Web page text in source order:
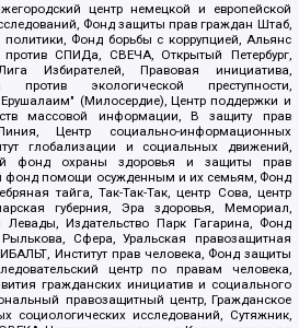
центр немецкой и европейской
Фонд защиты прав граждан Штаб,
политики, Фонд борьбы с коррупцией, Альянс
СПИДа, СВЕЧА, Открытый Петербург,
Избирателей, Правовая инициатива,
против экологической преступности,
(Милосердие), Центр поддержки и
массовой информации, В защиту прав
Центр социально-информационных
глобализации и социальных движений,
фонд охраны здоровья и защиты прав
фонд помощи осужденным и их семьям, Фонд
тайга, Так-Так-Так, центр Сова, центр
губерния, Эра здоровья, Мемориал,
Издательство Парк Гагарина, Фонд
Сфера, Уральская правозащитная
Институт прав человека, Фонд защиты
центр по правам человека,
гражданских инициатив и социального
правозащитный центр, Гражданское
социологических исследований, Сутяжник,